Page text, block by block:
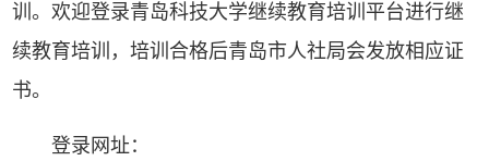
训。欢迎登录青岛科技大学继续教育培训平台进行继
续教育培训，培训合格后青岛市人社局会发放相应证
书。
登录网址：